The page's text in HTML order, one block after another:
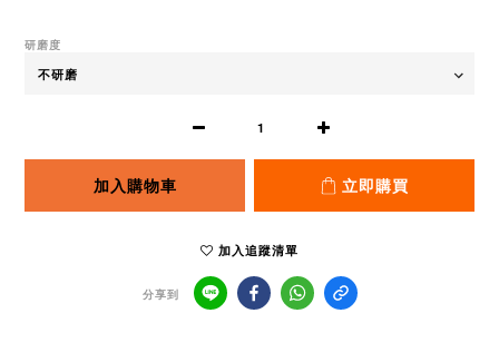
研磨度
加入購物車 立即購買
加入追蹤清單
分享到